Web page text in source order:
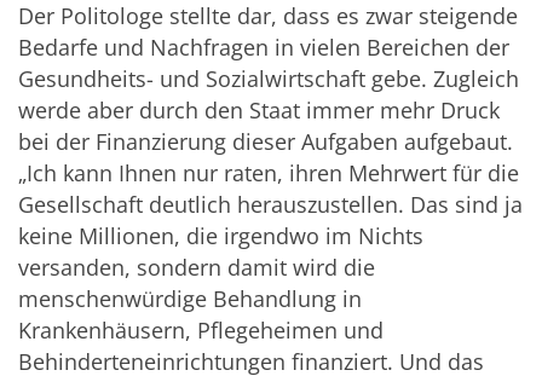
Der Politologe stellte dar, dass es zwar steigende
Bedarfe und Nachfragen in vielen Bereichen der
Gesundheits- und Sozialwirtschaft gebe. Zugleich
werde aber durch den Staat immer mehr Druck
bei der Finanzierung dieser Aufgaben aufgebaut.
„Ich kann Ihnen nur raten, ihren Mehrwert für die
Gesellschaft deutlich herauszustellen. Das sind ja
keine Millionen, die irgendwo im Nichts
versanden, sondern damit wird die
menschenwürdige Behandlung in
Krankenhäusern, Pflegeheimen und
Behinderteneinrichtungen finanziert. Und das